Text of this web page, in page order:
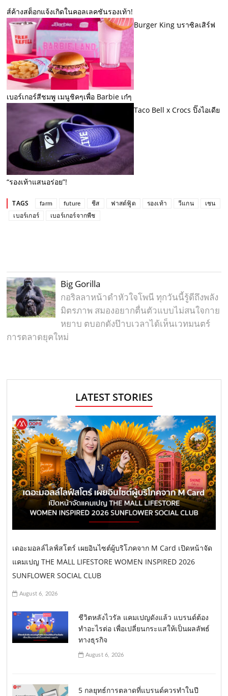
ส์ค้างสต็อกแจ้งเกิดในคอลเลคชันรองเท้า!
Burger King บราซิลเสิร์ฟ
เบอร์เกอร์สีชมพู เมนูชิคๆเพื่อ Barbie เก๋ๆ
Taco Bell x Crocs ปิ๊งไอเดีย
“รองเท้าแสนอร่อย”!
TAGS farm future ชีส ฟาสต์ฟู้ด รองเท้า วีแกน
เชน
เบอร์เกอร์
เบอร์เกอร์จากพืช
Big Gorilla
กอริลลาหน้าดำหัวใจโพนี ทุกวันนี้รู้ดีถึงพลัง
มิตรภาพ สมองอยากตื่นตัวแบบไม่สนใจกาย
หยาบ ตบอกดังป๊าบเวลาได้เห็นเวทมนตร์
การตลาดยุคใหม่
LATEST STORIES
เดอะมอลล์ไลฟ์สโตร์ เผยอินไซต์ผู้บริโภคจาก M Card เปิดหน้าจัด
แคมเปญ THE MALL LIFESTORE WOMEN INSPIRED 2026
SUNFLOWER SOCIAL CLUB
August 6, 2026
ชีวิตหลังไวรัล แคมเปญดังแล้ว แบรนด์ต้อง
ทำอะไรต่อ เพื่อเปลี่ยนกระแสให้เป็นผลลัพธ์
ทางธุรกิจ
August 6, 2026
5 กลยุทธ์การตลาดที่แบรนด์ควรทำในปี